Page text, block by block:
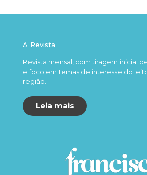
A Revista
Revista mensal, com tiragem inicial
e foco em temas de interesse do
região.
Leia mais